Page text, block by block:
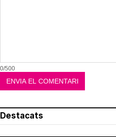
0/500
Destacats